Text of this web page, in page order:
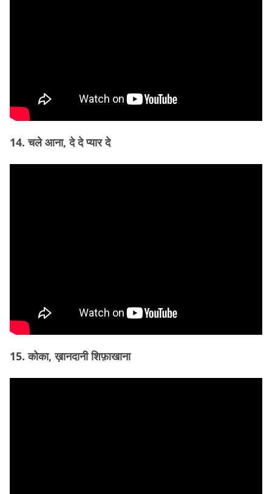
14. चले आना, दे दे प्यार दे
15. कोका, ख़ानदानी शिफ़ाखाना